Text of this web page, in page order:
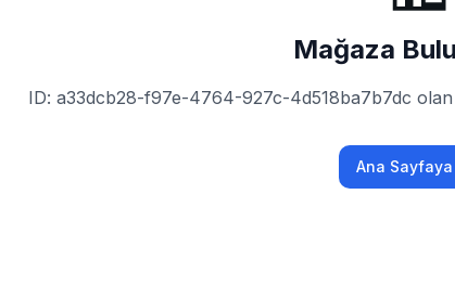
Mağaza
ID: a33dcb28-f97e-4764-927c-4d518ba7b7dc
Ana Sayfaya